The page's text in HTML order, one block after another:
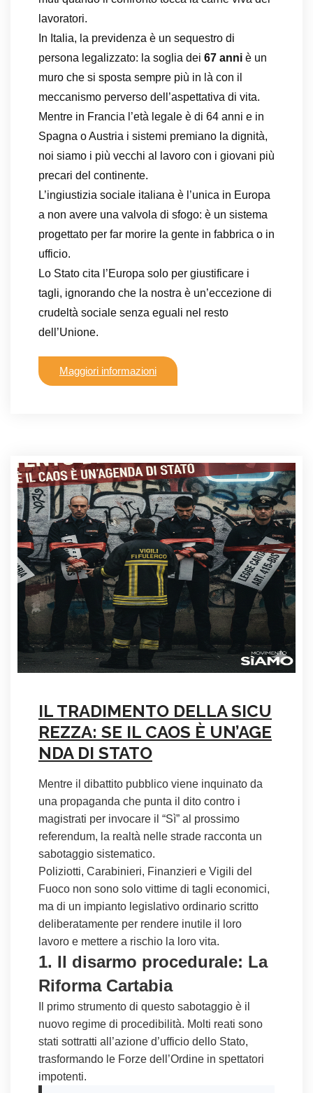
lavoratori.
In Italia, la previdenza è un sequestro di
persona legalizzato: la soglia dei 67 anni è un
muro che si sposta sempre più in là con il
meccanismo perverso dell’aspettativa di vita.
Mentre in Francia l’età legale è di 64 anni e in
Spagna o Austria i sistemi premiano la dignità,
noi siamo i più vecchi al lavoro con i giovani più
precari del continente.
L’ingiustizia sociale italiana è l’unica in Europa
a non avere una valvola di sfogo: è un sistema
progettato per far morire la gente in fabbrica o in
ufficio.
Lo Stato cita l’Europa solo per giustificare i
tagli, ignorando che la nostra è un’eccezione di
crudeltà sociale senza eguali nel resto
dell’Unione.
Maggiori informazioni
IL TRADIMENTO DELLA SICU
REZZA: SE IL CAOS È UN’AGE
NDA DI STATO
Mentre il dibattito pubblico viene inquinato da
una propaganda che punta il dito contro i
magistrati per invocare il “Sì” al prossimo
referendum, la realtà nelle strade racconta un
sabotaggio sistematico.
Poliziotti, Carabinieri, Finanzieri e Vigili del
Fuoco non sono solo vittime di tagli economici,
ma di un impianto legislativo ordinario scritto
deliberatamente per rendere inutile il loro
lavoro e mettere a rischio la loro vita.
1. Il disarmo procedurale: La
Riforma Cartabia
Il primo strumento di questo sabotaggio è il
nuovo regime di procedibilità. Molti reati sono
stati sottratti all’azione d’ufficio dello Stato,
trasformando le Forze dell’Ordine in spettatori
impotenti.